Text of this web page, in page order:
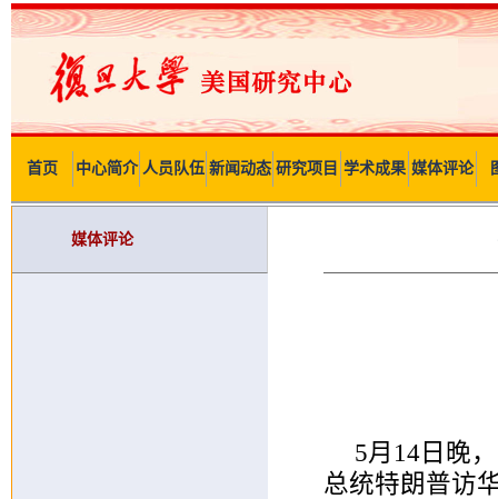
首页 中心简介 人员队伍 新闻动态 研究项目 学术成果 媒体评论
媒体评论
5月14日晚
总统特朗普访